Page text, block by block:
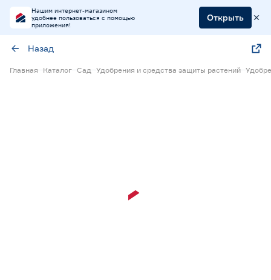
Нашим интернет-магазином
удобнее пользоваться с помощью
приложения!
Открыть
Назад
Главная Каталог Сад Удобрения и средства защиты растений